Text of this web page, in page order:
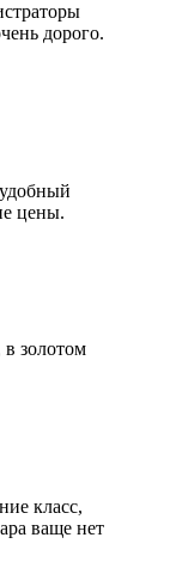
дорого.
цены.
в золотом
класс,
ваще нет